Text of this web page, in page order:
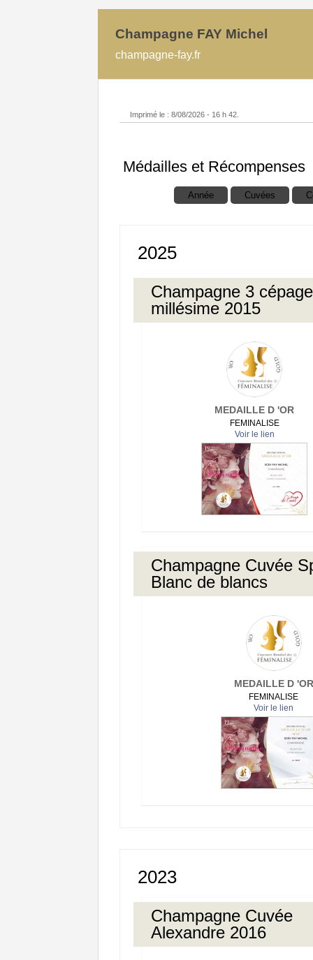
Champagne FAY Michel
champagne-fay.fr
Imprimé le : 8/08/2026 - 16 h 42.
Médailles et Récompenses
Année Cuvées
2025
Champagne 3
millésime 2015
MEDAILLE D 'OR
FEMINALISE
Voir le lien
Champagne Cuvée
Blanc de blancs
MEDAILLE D 'OR
FEMINALISE
Voir le lien
2023
Champagne Cuvée
Alexandre 2016